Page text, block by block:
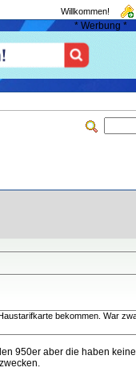
Willkommen!
* Werbung *
bekommen. War
950er aber die haben